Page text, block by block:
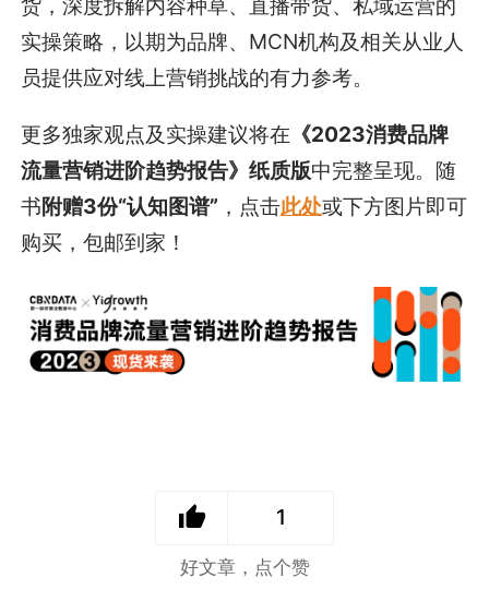
实操策略，以期为品牌、MCN机构及相关从业人
员提供应对线上营销挑战的有力参考。
更多独家观点及实操建议将在 《2023消费品牌
流量营销进阶趋势报告》纸质版中完整呈现。随
书附赠3份“认知图谱” ，点击此处或下方图片即可
购买，包邮到家！
1
好文章，点个赞